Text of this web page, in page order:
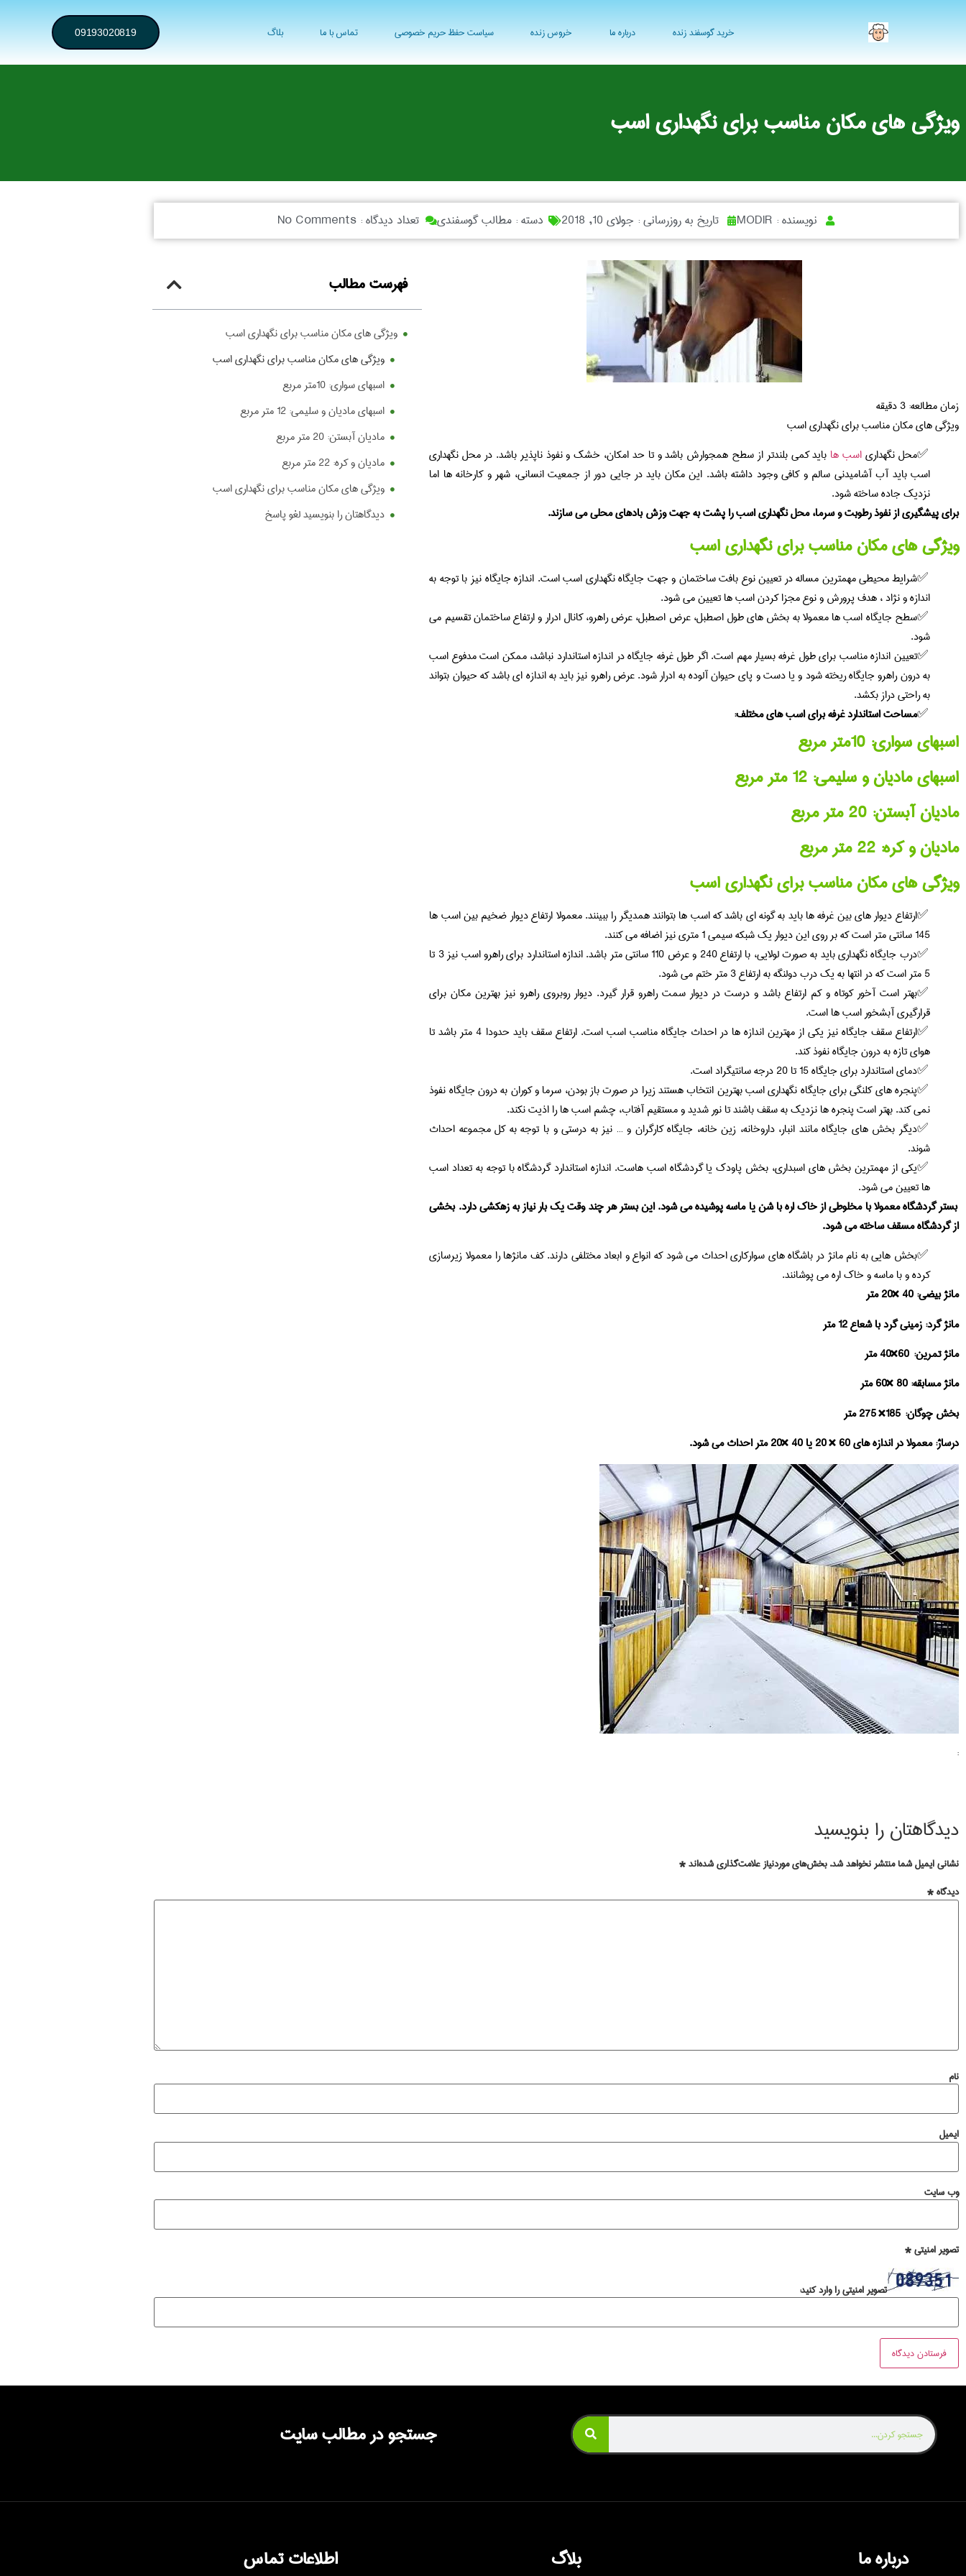
خرید گوسفند زنده درباره ما خروس زنده سیاست حفظ حریم خصوصی تماس با ما بلاگ 09193020819
ویژگی های مکان مناسب برای نگهداری اسب
نویسنده : تاریخ به روزرسانی : جولای 10, 2018 دسته : مطالب گوسفندی تعداد دیدگاه : No Comments
زمان مطالعه:3دقیقه
ویژگی های مکان مناسب برای نگهداری اسب
محل نگهداریاسب هاباید کمی بلندتر از سطح همجوارش باشد و تا حد امکان، خشک و نفوذ ناپذیر باشد. در محل نگهداری
اسب باید آب آشامیدنی سالم و کافی وجود داشته باشد. این مکان باید در جایی دور از جمعیت انسانی، شهر و کارخانه ها اما
نزدیک جاده ساخته شود.
برای پیشگیری از نفوذ رطوبت و سرما، محل نگهداری اسب را پشت به جهت وزش بادهای محلی می سازند.
ویژگی های مکان مناسب برای نگهداری اسب
شرایط محیطی مهمترین مساله در تعیین نوع بافت ساختمان و جهت جایگاه نگهداری اسب است. اندازه جایگاه نیز با توجه به
اندازه و نژاد ، هدف پرورش و نوع مجزا کردن اسب ها تعیین می شود.
سطح جایگاه اسب ها معمولا به بخش های طول اصطبل، عرض اصطبل، عرض راهرو، کانال ادرار و ارتفاع ساختمان تقسیم می
شود.
تعیین اندازه مناسب برای طول غرفه بسیار مهم است. اگر طول غرفه جایگاه در اندازه استاندارد نباشد، ممکن است مدفوع اسب
به درون راهرو جایگاه ریخته شود و یا دست و پای حیوان آلوده به ادرار شود. عرض راهرو نیز باید به اندازه ای باشد که حیوان بتواند
به راحتی دراز بکشد.
مساحت استاندارد غرفه برای اسب های مختلف:
اسبهای سواری: 10متر مربع
اسبهای مادیان و سلیمی: 12 متر مربع
مادیان آبستن: 20 متر مربع
مادیان و کره: 22 متر مربع
ویژگی های مکان مناسب برای نگهداری اسب
ارتفاع دیوار های بین غرفه ها باید به گونه ای باشد که اسب ها بتوانند همدیگر را ببینند. معمولا ارتفاع دیوار ضخیم بین اسب ها
145 سانتی متر است که بر روی این دیوار یک شبکه سیمی 1 متری نیز اضافه می کنند.
درب جایگاه نگهداری باید به صورت لولایی، با ارتفاع 240 و عرض 110 سانتی متر باشد. اندازه استاندارد برای راهرو اسب نیز 3 تا
5 متر است که در انتها به یک درب دولنگه به ارتفاع 3 متر ختم می شود.
بهتر است آخور کوتاه و کم ارتفاع باشد و درست در دیوار سمت راهرو قرار گیرد. دیوار روبروی راهرو نیز بهترین مکان برای
قرارگیری آبشخور اسب ها است.
ارتفاع سقف جایگاه نیز یکی از مهترین اندازه ها در احداث جایگاه مناسب اسب است. ارتفاع سقف باید حدودا 4 متر باشد تا
هوای تازه به درون جایگاه نفوذ کند.
دمای استاندارد برای جایگاه 15 تا 20 درجه سانتیگراد است.
پنجره های کلنگی برای جایگاه نگهداری اسب بهترین انتخاب هستند زیرا در صورت باز بودن، سرما و کوران به درون جایگاه نفوذ
نمی کند. بهتر است پنجره ها نزدیک به سقف باشند تا نور شدید و مستقیم آفتاب، چشم اسب ها را اذیت نکند.
دیگر بخش های جایگاه مانند انبار، داروخانه، زین خانه، جایگاه کارگران و … نیز به درستی و با توجه به کل مجموعه احداث
شوند.
یکی از مهمترین بخش های اسبداری، بخش پاودک یا گردشگاه اسب هاست. اندازه استاندارد گردشگاه با توجه به تعداد اسب
ها تعیین می شود.
بستر گردشگاه معمولا با مخلوطی از خاک اره با شن یا ماسه پوشیده می شود. این بستر هر چند وقت یک بار نیاز به زهکشی دارد. بخشی
از گردشگاه مسقف ساخته می شود.
بخش هایی به نام مانژ در باشگاه های سوارکاری احداث می شود که انواع و ابعاد مختلفی دارند. کف مانژها را معمولا زیرسازی
کرده و با ماسه و خاک اره می پوشانند.
مانژ بیضی: 40 ×20 متر
مانژ گرد: زمینی گرد با شعاع 12 متر
مانژ تمرین: 60×40 متر
مانژ مسابقه: 80 ×60 متر
بخش چوگان: 185× 275 متر
درساژ: معمولا در اندازه های 60 × 20 یا 40 ×20 متر احداث می شود.
:
فهرست مطالب
ویژگی های مکان مناسب برای نگهداری اسب
ویژگی های مکان مناسب برای نگهداری اسب
اسبهای سواری: 10متر مربع
اسبهای مادیان و سلیمی: 12 متر مربع
مادیان آبستن: 20 متر مربع
مادیان و کره: 22 متر مربع
ویژگی های مکان مناسب برای نگهداری اسب
دیدگاهتان را بنویسید لغو پاسخ
دیدگاهتان را بنویسید
نشانی ایمیل شما منتشر نخواهد شد. بخش‌های موردنیاز علامت‌گذاری شده‌اند*
دیدگاه*
نام
ایمیل
وب‌ سایت
تصویر امنیتی*
تصویر امنیتی را وارد کنید:
جستجو در مطالب سایت
درباره ما بلاگ اطلاعات تماس